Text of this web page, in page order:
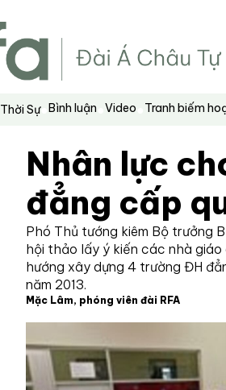
Thời Sự Bình luận Video Tranh biếm
Nhân lực
đẳng cấp
Phó Thủ tướng kiêm Bộ trưởng
hội thảo lấy ý kiến các nhà
hướng xây dựng 4 trường ĐH
năm 2013.
Mặc Lâm, phóng viên đài RFA